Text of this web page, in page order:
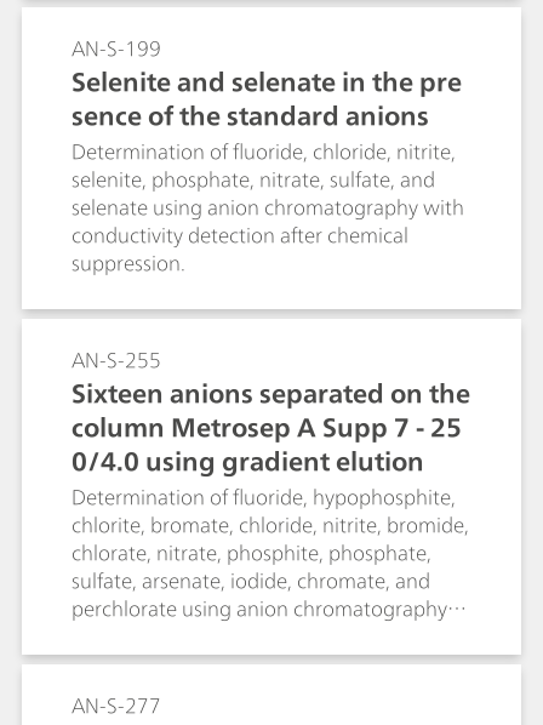
AN-S-199
Selenite and selenate in the pre
sence of the standard anions
Determination of fluoride, chloride, nitrite,
selenite, phosphate, nitrate, sulfate, and
selenate using anion chromatography with
conductivity detection after chemical
suppression.
AN-S-255
Sixteen anions separated on the
column Metrosep A Supp 7 - 25
0/4.0 using gradient elution
Determination of fluoride, hypophosphite,
chlorite, bromate, chloride, nitrite, bromide,
chlorate, nitrate, phosphite, phosphate,
sulfate, arsenate, iodide, chromate, and
perchlorate using anion chromatography
elution and chemical suppression.
AN-S-277